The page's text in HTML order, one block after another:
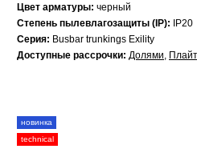
Цвет арматуры: черный
Степень пылевлагозащиты (IP):
IP20
Серия: Busbar trunkings Exility
Доступные рассрочки: Долями, Плайт
новинка
technical